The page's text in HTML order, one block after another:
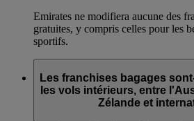
Emirates ne modifiera aucune des
gratuites, y compris celles pour les
sportifs.
Les franchises bagages
les vols intérieurs, entre
Zélande et